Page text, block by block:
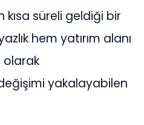
kısa süreli geldiği bir
hem yatırım alanı
olarak
yakalayabilen